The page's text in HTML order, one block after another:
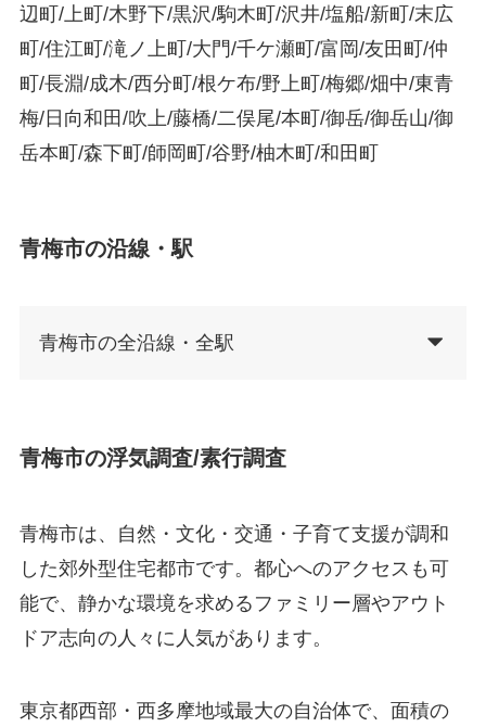
辺町/上町/木野下/黒沢/駒木町/沢井/塩船/新町/末広
町/住江町/滝ノ上町/大門/千ケ瀬町/富岡/友田町/仲
町/長淵/成木/西分町/根ケ布/野上町/梅郷/畑中/東青
梅/日向和田/吹上/藤橋/二俣尾/本町/御岳/御岳山/御
岳本町/森下町/師岡町/谷野/柚木町/和田町
青梅市の沿線・駅
青梅市の全沿線・全駅
青梅市の浮気調査/素行調査
青梅市は、自然・文化・交通・子育て支援が調和
した郊外型住宅都市です。都心へのアクセスも可
能で、静かな環境を求めるファミリー層やアウト
ドア志向の人々に人気があります。
東京都西部・西多摩地域最大の自治体で、面積の